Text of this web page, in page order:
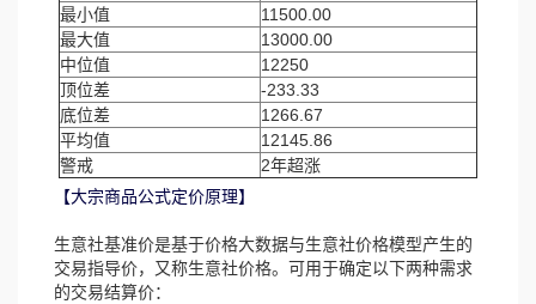
最小值
11500.00
最大值
13000.00
中位值
12250
顶位差
-233.33
底位差
1266.67
平均值
12145.86
警戒
2年超涨
【大宗商品公式定价原理】
生意社基准价是基于价格大数据与生意社价格模型产生的
交易指导价，又称生意社价格。可用于确定以下两种需求
的交易结算价：